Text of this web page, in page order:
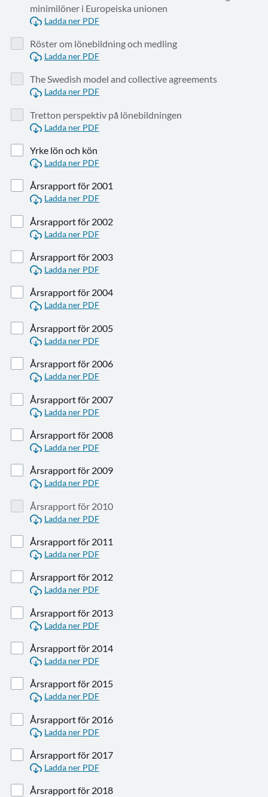
minimilöner i Europeiska unionen
Ladda ner PDF
Röster om lönebildning och medling
Ladda ner PDF
The Swedish model and collective agreements
Ladda ner PDF
Tretton perspektiv på lönebildningen
Ladda ner PDF
Yrke lön och kön
Ladda ner PDF
Årsrapport för 2001
Ladda ner PDF
Årsrapport för 2002
Ladda ner PDF
Årsrapport för 2003
Ladda ner PDF
Årsrapport för 2004
Ladda ner PDF
Årsrapport för 2005
Ladda ner PDF
Årsrapport för 2006
Ladda ner PDF
Årsrapport för 2007
Ladda ner PDF
Årsrapport för 2008
Ladda ner PDF
Årsrapport för 2009
Ladda ner PDF
Årsrapport för 2010
Ladda ner PDF
Årsrapport för 2011
Ladda ner PDF
Årsrapport för 2012
Ladda ner PDF
Årsrapport för 2013
Ladda ner PDF
Årsrapport för 2014
Ladda ner PDF
Årsrapport för 2015
Ladda ner PDF
Årsrapport för 2016
Ladda ner PDF
Årsrapport för 2017
Ladda ner PDF
Årsrapport för 2018